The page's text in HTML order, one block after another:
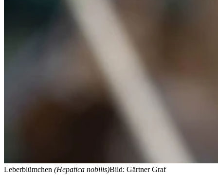
Leberblümchen (Hepatica nobilis)Bild: Gärtner Graf